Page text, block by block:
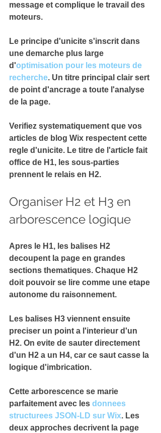
message et complique le travail des
moteurs.
Le principe d'unicite s'inscrit dans
une demarche plus large
d'optimisation pour les moteurs de
recherche. Un titre principal clair sert
de point d'ancrage a toute l'analyse
de la page.
Verifiez systematiquement que vos
articles de blog Wix respectent cette
regle d'unicite. Le titre de l'article fait
office de H1, les sous-parties
prennent le relais en H2.
Organiser H2 et H3 en
arborescence logique
Apres le H1, les balises H2
decoupent la page en grandes
sections thematiques. Chaque H2
doit pouvoir se lire comme une etape
autonome du raisonnement.
Les balises H3 viennent ensuite
preciser un point a l'interieur d'un
H2. On evite de sauter directement
d'un H2 a un H4, car ce saut casse la
logique d'imbrication.
Cette arborescence se marie
parfaitement avec les donnees
structurees JSON-LD sur Wix. Les
deux approches decrivent la page